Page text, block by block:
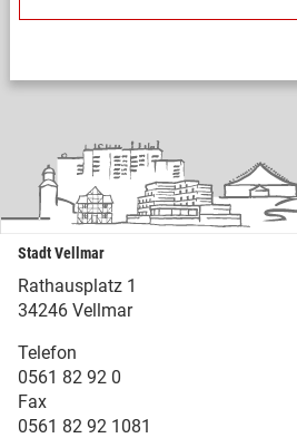
Stadt Vellmar
Rathausplatz 1
34246 Vellmar
Telefon
0561 82 92 0
Fax
0561 82 92 1081